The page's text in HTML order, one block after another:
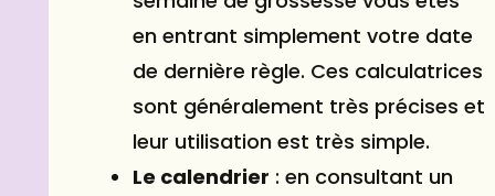
en entrant simplement votre date
de dernière règle. Ces calculatrices
sont généralement très précises et
leur utilisation est très simple.
Le calendrier : en consultant un